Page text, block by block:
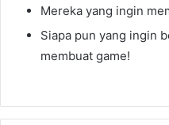
Mereka yang ingin
Siapa pun yang ingin
membuat game!